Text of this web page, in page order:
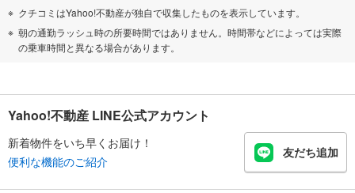
クチコミはYahoo!不動産が独自で収集したものを表示しています。
朝の通勤ラッシュ時の所要時間ではありません。時間帯などによっては実際
の乗車時間と異なる場合があります。
Yahoo!不動産 LINE公式アカウント
新着物件をいち早くお届け！
便利な機能のご紹介
友だち追加